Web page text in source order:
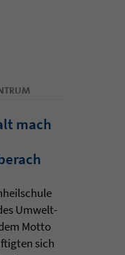
mach
Umwelt-
Motto
sich